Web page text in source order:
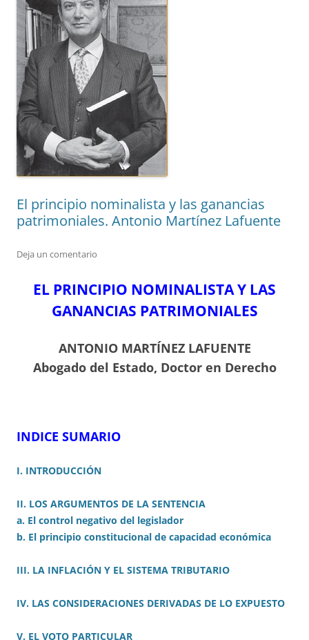
El principio nominalista y las ganancias
patrimoniales. Antonio Martínez Lafuente
Deja un comentario
EL PRINCIPIO NOMINALISTA Y LAS
GANANCIAS PATRIMONIALES
ANTONIO MARTÍNEZ LAFUENTE
Abogado del Estado, Doctor en Derecho
INDICE SUMARIO
I. INTRODUCCIÓN
II. LOS ARGUMENTOS DE LA SENTENCIA
a. El control negativo del legislador
b. El principio constitucional de capacidad económica
III. LA INFLACIÓN Y EL SISTEMA TRIBUTARIO
IV. LAS CONSIDERACIONES DERIVADAS DE LO EXPUESTO
V. EL VOTO PARTICULAR